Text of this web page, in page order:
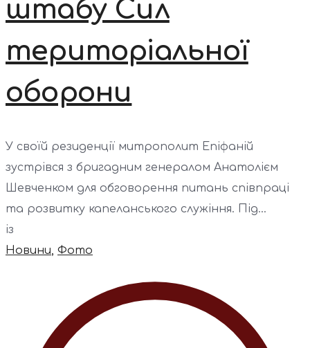
штабу Сил
територіальної
оборони
У своїй резиденції митрополит Епіфаній
зустрівся з бригадним генералом Анатолієм
Шевченком для обговорення питань співпраці
та розвитку капеланського служіння. Під...
із
Новини, Фото